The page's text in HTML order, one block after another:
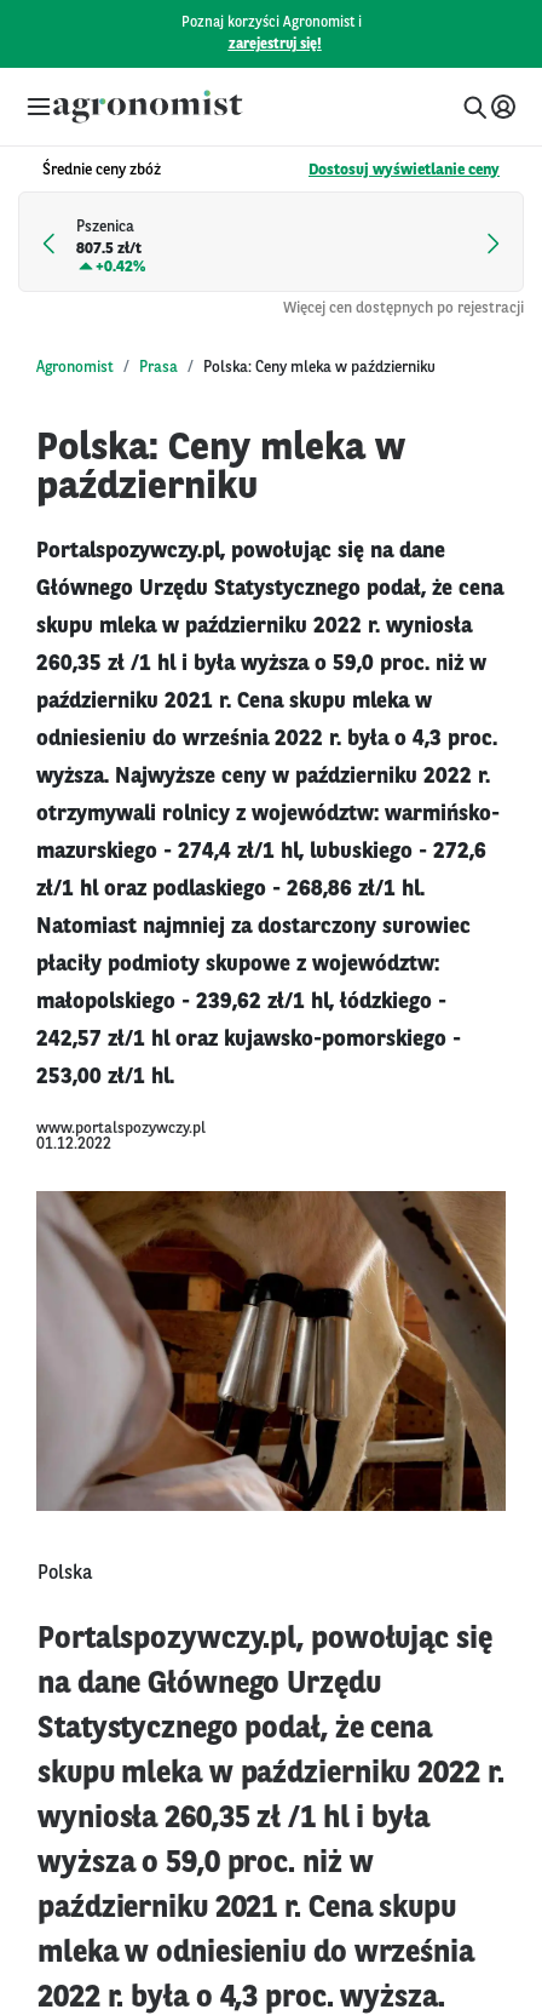
Poznaj korzyści Agronomist i
zarejestruj się!
Średnie ceny zbóż Dostosuj wyświetlanie ceny
Pszenica
807.5 zł/t
+0.42%
Więcej cen dostępnych po rejestracji
Agronomist Prasa Polska: Ceny mleka w październiku
Polska: Ceny mleka w
październiku
Portalspozywczy.pl, powołując się na dane
Głównego Urzędu Statystycznego podał, że cena
skupu mleka w październiku 2022 r. wyniosła
260,35 zł /1 hl i była wyższa o 59,0 proc. niż w
październiku 2021 r. Cena skupu mleka w
odniesieniu do września 2022 r. była o 4,3 proc.
wyższa. Najwyższe ceny w październiku 2022 r.
otrzymywali rolnicy z województw: warmińsko-
mazurskiego - 274,4 zł/1 hl, lubuskiego - 272,6
zł/1 hl oraz podlaskiego - 268,86 zł/1 hl.
Natomiast najmniej za dostarczony surowiec
płaciły podmioty skupowe z województw:
małopolskiego - 239,62 zł/1 hl, łódzkiego -
242,57 zł/1 hl oraz kujawsko-pomorskiego -
253,00 zł/1 hl.
www.portalspozywczy.pl
01.12.2022
Polska
Portalspozywczy.pl, powołując się
na dane Głównego Urzędu
Statystycznego podał, że cena
skupu mleka w październiku 2022 r.
wyniosła 260,35 zł /1 hl i była
wyższa o 59,0 proc. niż w
październiku 2021 r. Cena skupu
mleka w odniesieniu do września
2022 r. była o 4,3 proc. wyższa.